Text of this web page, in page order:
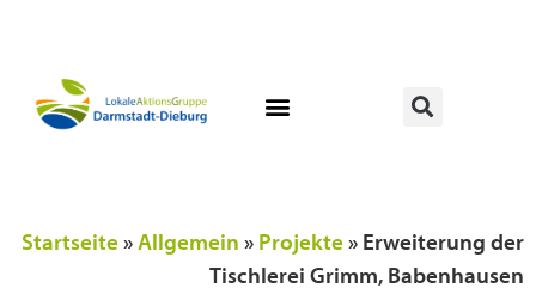
Startseite»Allgemein » Projekte» Erweiterung der
Tischlerei Grimm, Babenhausen